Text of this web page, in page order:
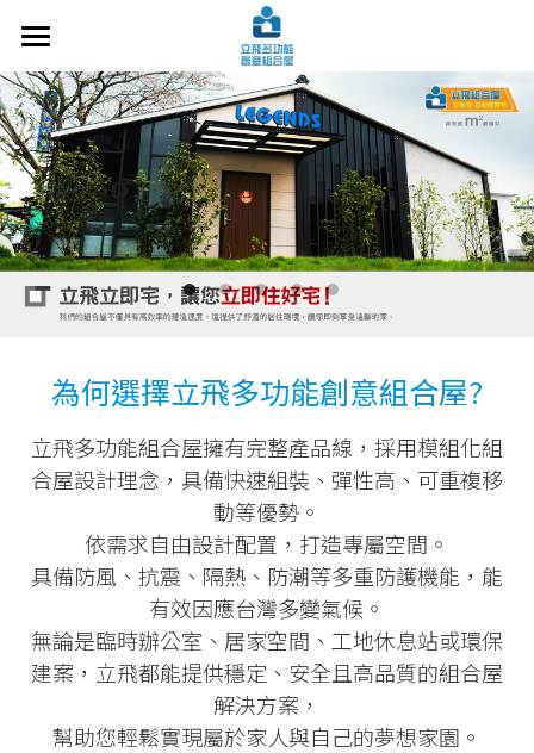
關於立飛
設計案例
施工技術
常見問題
洽談諮詢
交通指南
搜索
為何選擇立飛多功能創意組合屋?
立飛多功能組合屋擁有完整產品線，採用模組化組
合屋設計理念，具備快速組裝、彈性高、可重複移
動等優勢。
依需求自由設計配置，打造專屬空間。
具備防風、抗震、隔熱、防潮等多重防護機能，能
有效因應台灣多變氣候。
無論是臨時辦公室、居家空間、工地休息站或環保
建案，立飛都能提供穩定、安全且高品質的組合屋
解決方案，
幫助您輕鬆實現屬於家人與自己的夢想家園。
部落格分類
所有博客分類